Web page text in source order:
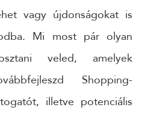
VELED A KAPCSOLATOT!*
vagy újdonságokat is
Mi most pár olyan
veled, amelyek
Shopping-
illetve potenciális